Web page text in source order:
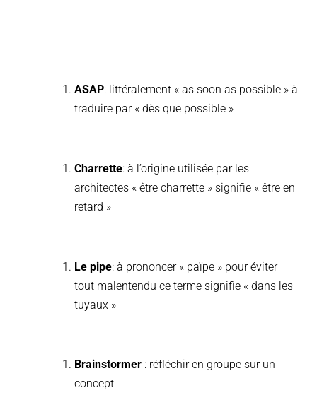
ASAP: littéralement « as soon as possible » à
traduire par « dès que possible »
Charrette: à l’origine utilisée par les
architectes « être charrette » signifie « être en
retard »
Le pipe: à prononcer « païpe » pour éviter
tout malentendu ce terme signifie « dans les
tuyaux »
Brainstormer : réfléchir en groupe sur un
concept